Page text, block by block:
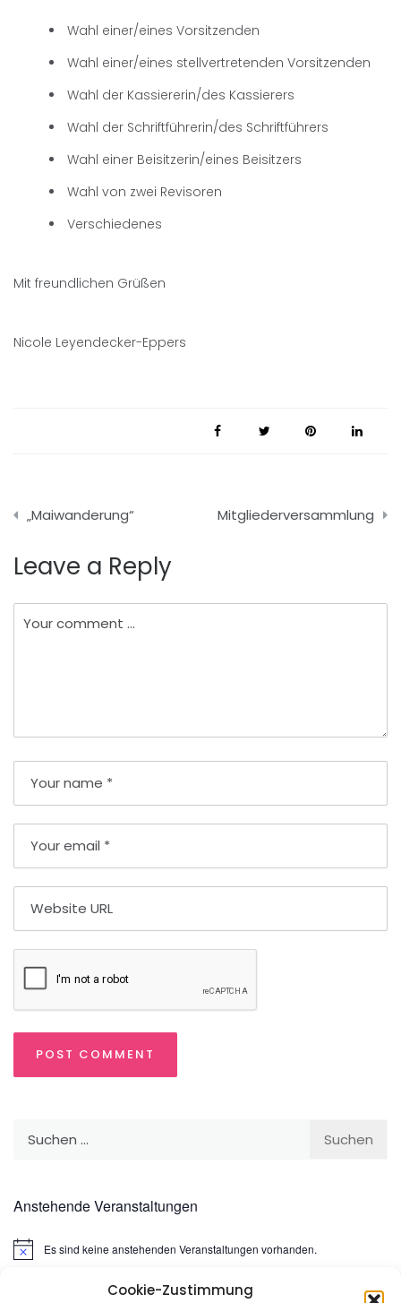
Cookie-Zustimmung
Wahl einer/eines Vorsitzenden
Wahl einer/eines stellvertretenden Vorsitzenden
Wahl der Kassiererin/des Kassierers
Wahl der Schriftführerin/des Schriftführers
Wahl einer Beisitzerin/eines Beisitzers
Wahl von zwei Revisoren
Verschiedenes
Mit freundlichen Grüßen
Nicole Leyendecker-Eppers
Beitragsnavigation
„Maiwanderung“ Mitgliederversammlung
Leave a Reply
Anstehende Veranstaltungen
HinweisEs sind keine anstehenden Veranstaltungen vorhanden.